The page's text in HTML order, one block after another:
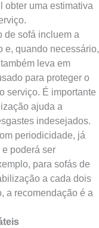
obter uma estimativa
de sofá incluem a
e, quando necessário,
leva em
para proteger o
serviço. É importante
ajuda a
indesejados.
periodicidade, já
poderá ser
para sofás de
a cada dois
a recomendação é a